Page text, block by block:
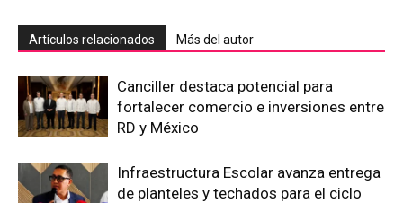
Artículos relacionados Más del autor
Canciller destaca potencial para
fortalecer comercio e inversiones entre
RD y México
Infraestructura Escolar avanza entrega
de planteles y techados para el ciclo